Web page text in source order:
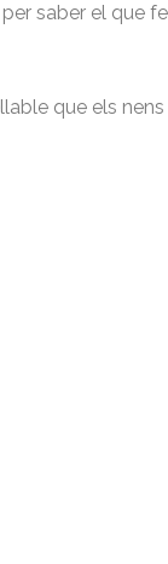
saber el que
que els